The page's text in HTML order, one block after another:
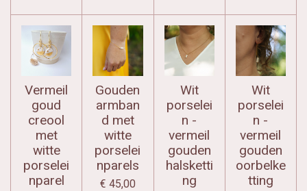
Vermeil
goud
creool
met
witte
porselei
nparel
Gouden
armban
d met
witte
porselei
nparels
€ 45,00
Wit
porselei
n -
vermeil
gouden
halsketti
ng
Wit
porselei
n -
vermeil
gouden
oorbelke
tting